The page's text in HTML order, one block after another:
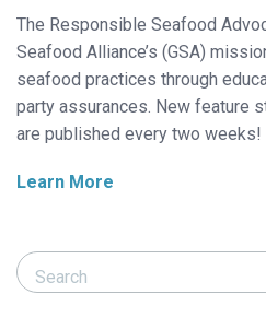
The Responsible Seafood
Seafood Alliance’s (GSA)
seafood practices through
party assurances. New feature
are published every two weeks!
Learn More
Search Responsible Seafood
Search Responsible Seafood